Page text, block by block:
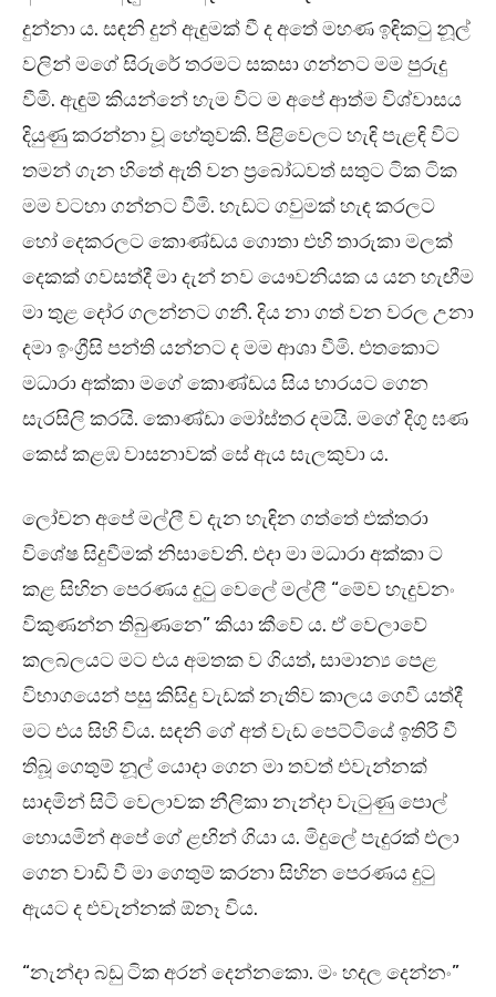
දුන්නා ය. සඳනි දුන් ඇඳුමක් වී ද අතේ මහණ ඉඳිකටු නූල්
වලින් මගේ සිරුරේ තරමට සකසා ගන්නට මම පුරුදු
වීමි. ඇඳුම් කියන්නේ හැම විට ම අපේ ආත්ම විශ්වාසය
දියුණු කරන්නා වූ හේතුවකි. පිළිවෙලට හැඳි පැළඳි විට
තමන් ගැන හිතේ ඇති වන ප්‍රබෝධවත් සතුට ටික ටික
මම වටහා ගන්නට වීමි. හැඩට ගවුමක් හැඳ කරලට
හෝ දෙකරලට කොණ්ඩය ගොතා එහි තාරුකා මලක්
දෙකක් ගවසත්දී මා දැන් නව යෞවනියක ය යන හැඟීම
මා තුළ දෝර ගලන්නට ගනී. දිය නා ගත් වන වරල උනා
දමා ඉංග්‍රීසි පන්ති යන්නට ද මම ආශා වීමි. එතකොට
මධාරා අක්කා මගේ කොණ්ඩය සිය භාරයට ගෙන
සැරසිලි කරයි. කොණ්ඩා මෝස්තර දමයි. මගේ දිගු ඝණ
කෙස් කළඹ වාසනාවක් සේ ඇය සැලකුවා ය.
ලෝචන අපේ මල්ලී ව දැන හැඳින ගත්තේ එක්තරා
විශේෂ සිදුවීමක් නිසාවෙනි. එදා මා මධාරා අක්කා ට
කළ සිහින පෙරණය දුටු වෙලේ මල්ලී “මේව හැදුවනං
විකුණන්න තිබුණනෙ” කියා කීවේ ය. ඒ වෙලාවේ
කලබලයට මට එය අමතක ව ගියත්, සාමාන්‍ය පෙළ
විභාගයෙන් පසු කිසිදු වැඩක් නැතිව කාලය ගෙවී යත්දී
මට එය සිහි විය. සඳනි ගේ අත් වැඩ පෙට්ටියේ ඉතිරි වී
තිබූ ගෙතුම් නූල් යොදා ගෙන මා තවත් එවැන්නක්
සාදමින් සිටි වෙලාවක නීලිකා නැන්දා වැටුණු පොල්
හොයමින් අපේ ගේ ළඟින් ගියා ය. මිදුලේ පැදුරක් එලා
ගෙන වාඩි වී මා ගෙතුම් කරනා සිහින පෙරණය දුටු
ඇයට ද එවැන්නක් ඕනෑ විය.
“නැන්දා බඩු ටික අරන් දෙන්නකො. මං හදල දෙන්නං”